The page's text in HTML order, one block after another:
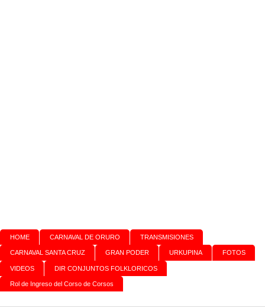
HOME CARNAVAL DE ORURO TRANSMISIONES
CARNAVAL SANTA CRUZ GRAN PODER URKUPINA FOTOS
VIDEOS DIR CONJUNTOS FOLKLORICOS
Rol de Ingreso del Corso de Corsos